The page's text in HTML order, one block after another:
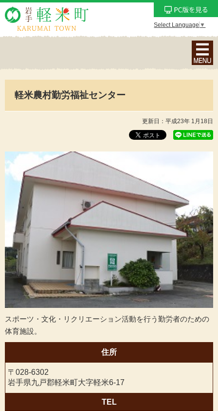
Select Language ▼
ナ
ビ
ン
メ
示
軽米農村勤労福祉センター
更新日：平成23年 1月18日
スポーツ・文化・リクリエーション活動を行う勤労者のための
体育施設。
住所
〒028-6302
岩手県九戸郡軽米町大字軽米6-17
TEL